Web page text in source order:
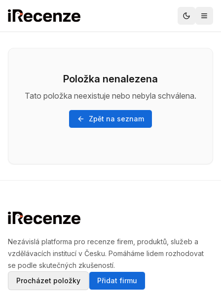
Položka nenalezena
Tato položka neexistuje nebo nebyla schválena.
Zpět na seznam
Nezávislá platforma pro recenze firem, produktů, služeb a
vzdělávacích institucí v Česku. Pomáháme lidem rozhodovat
se podle skutečných zkušeností.
Procházet položky
Přidat firmu